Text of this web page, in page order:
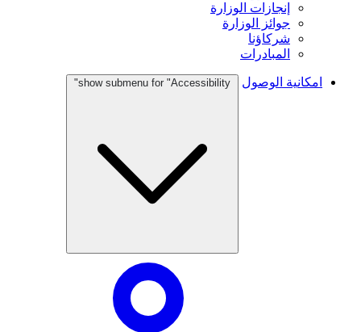
إنجازات الوزارة
جوائز الوزارة
شركاؤنا
المبادرات
امكانية الوصول show submenu for "Accessibility"